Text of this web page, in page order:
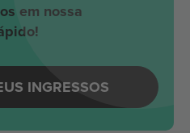
em nossa
INGRESSOS